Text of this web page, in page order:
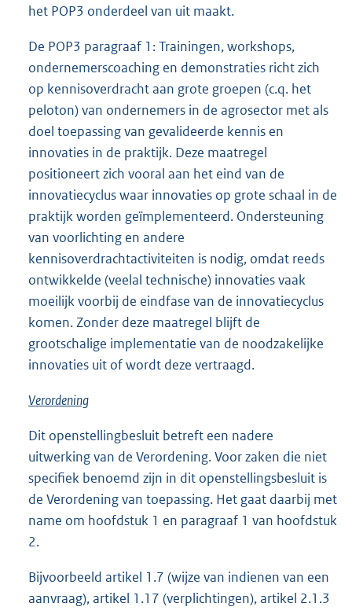
het POP3 onderdeel van uit maakt.
De POP3 paragraaf 1: Trainingen, workshops,
ondernemerscoaching en demonstraties richt zich
op kennisoverdracht aan grote groepen (c.q. het
peloton) van ondernemers in de agrosector met als
doel toepassing van gevalideerde kennis en
innovaties in de praktijk. Deze maatregel
positioneert zich vooral aan het eind van de
innovatiecyclus waar innovaties op grote schaal in de
praktijk worden geïmplementeerd. Ondersteuning
van voorlichting en andere
kennisoverdrachtactiviteiten is nodig, omdat reeds
ontwikkelde (veelal technische) innovaties vaak
moeilijk voorbij de eindfase van de innovatiecyclus
komen. Zonder deze maatregel blijft de
grootschalige implementatie van de noodzakelijke
innovaties uit of wordt deze vertraagd.
Verordening
Dit openstellingbesluit betreft een nadere
uitwerking van de Verordening. Voor zaken die niet
specifiek benoemd zijn in dit openstellingsbesluit is
de Verordening van toepassing. Het gaat daarbij met
name om hoofdstuk 1 en paragraaf 1 van hoofdstuk
2.
Bijvoorbeeld artikel 1.7 (wijze van indienen van een
aanvraag), artikel 1.17 (verplichtingen), artikel 2.1.3